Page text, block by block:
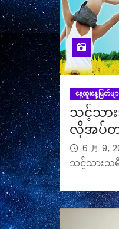
နေ့ထူးနေ့မြတ်မျာ
သင့်သာ
လိုအပ်
6 月 9,
သင့်သားသ